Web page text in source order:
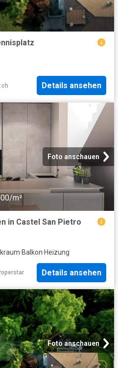
Details ansehen
Foto anschauen
m²
in Castel San Pietro
·Balkon·Heizung
Details ansehen
Foto anschauen